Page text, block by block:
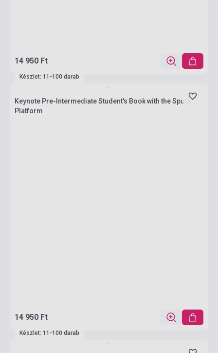
14 950 Ft
Készlet: 11-100 darab
Keynote Pre-Intermediate Student's Book with the Spark
Platform
14 950 Ft
Készlet: 11-100 darab